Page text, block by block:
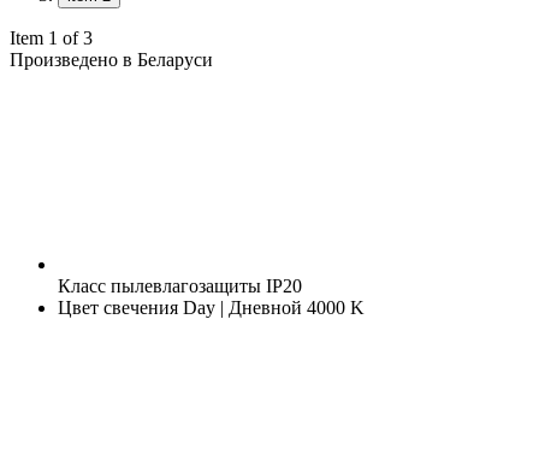
Item 1 of 3
Произведено в Беларуси
Класс пылевлагозащиты IP20
Цвет свечения Day | Дневной 4000 K